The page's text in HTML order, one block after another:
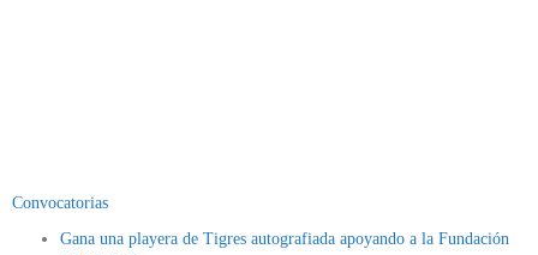
Convocatorias
Gana una playera de Tigres autografiada apoyando a la Fundación